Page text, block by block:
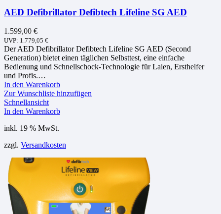
AED Defibrillator Defibtech Lifeline SG AED
1.599,00 €
UVP: 1.779,05 €
Der AED Defibrillator Defibtech Lifeline SG AED (Second
Generation) bietet einen täglichen Selbsttest, eine einfache
Bedienung und Schnellschock-Technologie für Laien, Ersthelfer
und Profis.…
In den Warenkorb
Zur Wunschliste hinzufügen
Schnellansicht
In den Warenkorb
inkl. 19 % MwSt.
zzgl. Versandkosten